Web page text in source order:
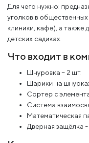
Для чего нужно:
уголков в
клиники, кафе), а также
детских садиках.
Что входит в
Шнуровка – 2 шт.
Шарики на
Сортер с
Система
Математическая
Дверная защёлка -